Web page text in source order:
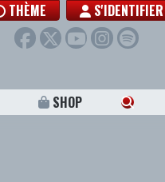
THÈME S'IDENTIFIER
SHOP